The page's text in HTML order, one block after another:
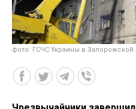
фото: ГСЧС Украины в Запорожской